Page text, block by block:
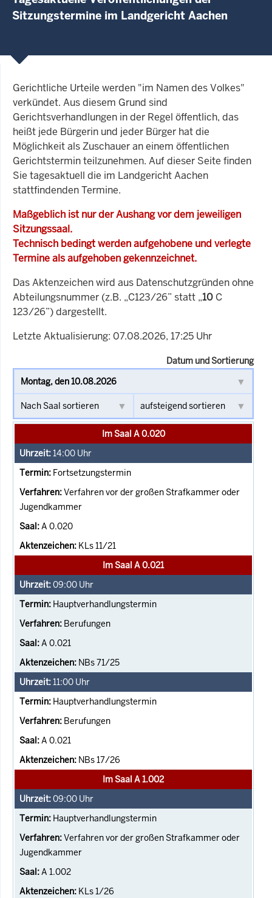
Sitzungstermine im Landgericht Aachen
Gerichtliche Urteile werden "im Namen des Volkes"
verkündet. Aus diesem Grund sind
Gerichtsverhandlungen in der Regel öffentlich, das
heißt jede Bürgerin und jeder Bürger hat die
Möglichkeit als Zuschauer an einem öffentlichen
Gerichtstermin teilzunehmen. Auf dieser Seite finden
Sie tagesaktuell die im Landgericht Aachen
stattfindenden Termine.
Maßgeblich ist nur der Aushang vor dem jeweiligen
Sitzungssaal.
Technisch bedingt werden aufgehobene und verlegte
Termine als aufgehoben gekennzeichnet.
Das Aktenzeichen wird aus Datenschutzgründen ohne
Abteilungsnummer (z.B. „C123/26” statt „10 C
123/26”) dargestellt.
Letzte Aktualisierung: 07.08.2026, 17:25 Uhr
Datum und Sortierung
Im Saal A 0.020
14:00 Uhr
Fortsetzungstermin
Verfahren vor der großen Strafkammer oder
Jugendkammer
A 0.020
KLs 11/21
Im Saal A 0.021
09:00 Uhr
Hauptverhandlungstermin
Berufungen
A 0.021
NBs 71/25
11:00 Uhr
Hauptverhandlungstermin
Berufungen
A 0.021
NBs 17/26
Im Saal A 1.002
09:00 Uhr
Hauptverhandlungstermin
Verfahren vor der großen Strafkammer oder
Jugendkammer
A 1.002
KLs 1/26